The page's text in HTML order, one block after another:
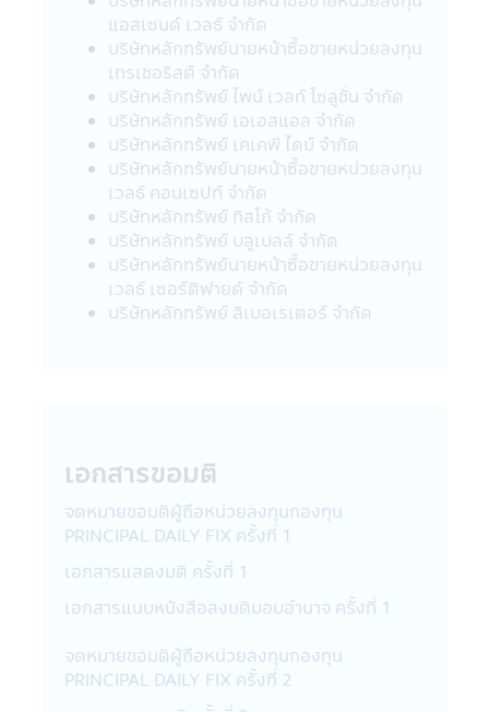
ประมวลรัษฎากร อนึ่ง ผู้ลงทุนจะต้องเก็บ
เอกสารการลงทุนในกองทุนรวมถึงหลักฐาน
เพื่อพิสูจน์ว่าท่านได้ปฏิบัติตามเงื่อนไขของการ
ลงทุนที่กำหนดดังกล่าวอย่างครบถ้วน ทั้งนี้เพื่อ
ประโยชน์ในการยืนยันสิทธิประโยชน์ในทางภาษี
ของท่านหากถูกเรียกถามในอนาคต อนึ่ง ผู้
ลงทุนควรขอรับ และศึกษาข้อมูลในหนังสือชี้
ชวน และคู่มือการลงทุนให้เข้าใจ หรือสอบถาม
รายละเอียดเพิ่มเติมได้ที่ บริษัทจัดการ หรือผู้
ขายหน่วยลงทุน
• กรณีกองทุนรวมที่มีการลงทุนในต่าง
ประเทศ และไม่ได้ป้องกันความเสี่ยงของอัตรา
แลกเปลี่ยนทั้งจำนวน ผู้ลงทุนอาจจะขาดทุน
ดังกล่าวไม่ได้รวมถึงการประกันความสามารถ
ในการชำระหนี้ในอนาคตของผู้ประกัน
• กองทุนรวมมุ่งรักษาเงินต้น เป็นเพียงชื่อ
เรียกประเภทของกองทุนรวมที่จัดนโยบายการ
ลงทุนเพื่อให้เงินต้นของผู้ถือหน่วยลงทุนมีความ
เสี่ยงต่ำ โดยกองทุนรวมดังกล่าว มิได้รับประกัน
เงินลงทุนหรือผลตอบแทนจากการลงทุนแต่
นโยบายความเป็นส่วนตัว
แอสเซนด์ เวลธ์ จำกัด
บริษัทหลักทรัพย์นายหน้าซื้อขายหน่วยลงทุน
เทรเชอริสต์ จำกัด
บริษัทหลักทรัพย์ ไพน์ เวลท์ โซลูชั่น จำกัด
บริษัทหลักทรัพย์ เอเอสแอล จำกัด
บริษัทหลักทรัพย์ เคเคพี ไดม์ จำกัด
บริษัทหลักทรัพย์นายหน้าซื้อขายหน่วยลงทุน
เวลธ์ คอนเซปท์ จำกัด
บริษัทหลักทรัพย์ ทิสโก้ จำกัด
บริษัทหลักทรัพย์ บลูเบลล์ จำกัด
บริษัทหลักทรัพย์นายหน้าซื้อขายหน่วยลงทุน
เวลธ์ เซอร์ติฟายด์ จำกัด
บริษัทหลักทรัพย์ ลิเบอเรเตอร์ จํากัด
เอกสารขอมติ
จดหมายขอมติผู้ถือหน่วยลงทุนกองทุน
PRINCIPAL DAILY FIX ครั้งที่ 1
เอกสารแสดงมติ ครั้งที่ 1
เอกสารแนบหนังสือลงมติมอบอำนาจ ครั้งที่ 1
จดหมายขอมติผู้ถือหน่วยลงทุนกองทุน
PRINCIPAL DAILY FIX ครั้งที่ 2